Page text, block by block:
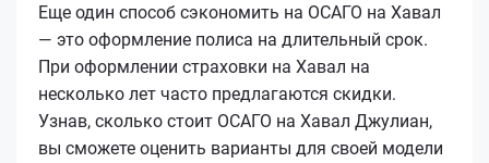
Еще один способ сэкономить на ОСАГО на Хавал
— это оформление полиса на длительный срок.
При оформлении страховки на Хавал на
несколько лет часто предлагаются скидки.
Узнав, сколько стоит ОСАГО на Хавал Джулиан,
вы сможете оценить варианты для своей модели